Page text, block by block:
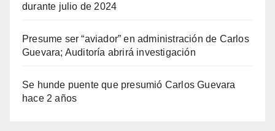
durante julio de 2024
Presume ser “aviador” en administración de Carlos
Guevara; Auditoría abrirá investigación
Se hunde puente que presumió Carlos Guevara
hace 2 años